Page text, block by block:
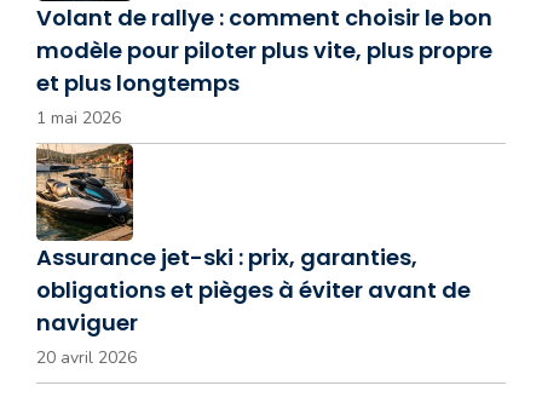
Volant de rallye : comment choisir le bon
modèle pour piloter plus vite, plus propre
et plus longtemps
1 mai 2026
Assurance jet-ski : prix, garanties,
obligations et pièges à éviter avant de
naviguer
20 avril 2026